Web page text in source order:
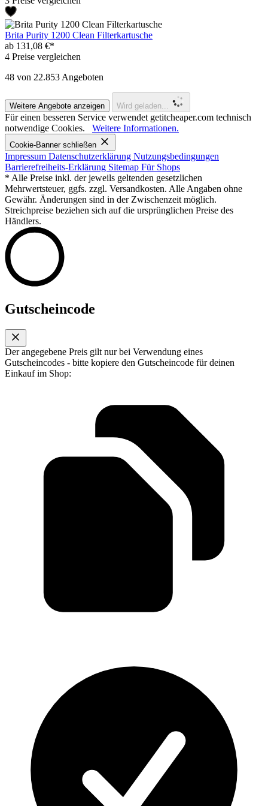
Brita Purity 1200 Clean Filterkartusche
ab 131,08 €*
4 Preise vergleichen
48 von 22.853 Angeboten
Weitere Angebote anzeigen Wird geladen...
Für einen besseren Service verwendet getitcheaper.com technisch
notwendige Cookies.
Weitere Informationen.
Cookie-Banner schließen
Impressum Datenschutzerklärung Nutzungsbedingungen
Barrierefreiheits-Erklärung Sitemap Für Shops
* Alle Preise inkl. der jeweils geltenden gesetzlichen
Mehrwertsteuer, ggfs. zzgl. Versandkosten. Alle Angaben ohne
Gewähr. Änderungen sind in der Zwischenzeit möglich.
Streichpreise beziehen sich auf die ursprünglichen Preise des
Händlers.
Gutscheincode
Der angegebene Preis gilt nur bei Verwendung eines
Gutscheincodes - bitte kopiere den Gutscheincode für deinen
Einkauf im Shop: